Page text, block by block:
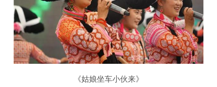
《姑娘坐车小伙来》